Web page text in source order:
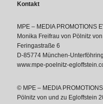
Kontakt
MPE – MEDIA PROMOTIONS
Monika Freifrau von Pölnitz
Feringastraße 6
D-85774 München-Unterföhring
www.mpe-poelnitz-
© MPE – MEDIA
Pölnitz von und zu Egloffstein